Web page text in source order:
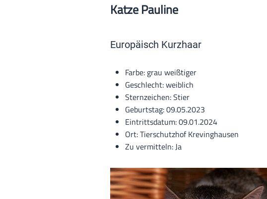
Katze Pauline
Europäisch Kurzhaar
Farbe: grau weißtiger
Geschlecht: weiblich
Sternzeichen: Stier
Geburtstag: 09.05.2023
Eintrittsdatum: 09.01.2024
Ort: Tierschutzhof Krevinghausen
Zu vermitteln: Ja